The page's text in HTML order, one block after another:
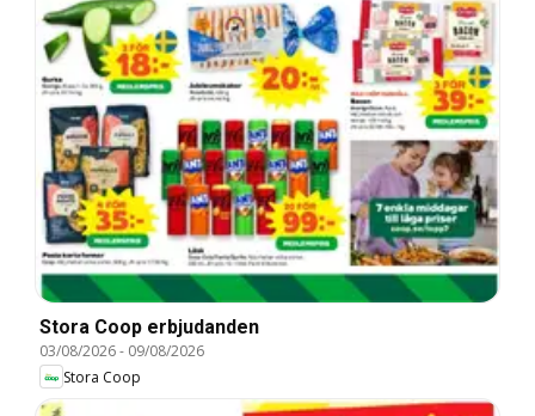
Stora Coop erbjudanden
03/08/2026- 09/08/2026
Stora Coop